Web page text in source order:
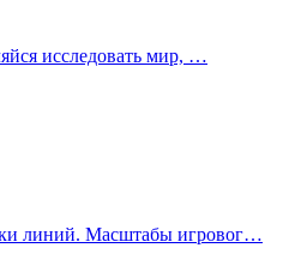
исследовать мир, …
линий. Масштабы игровог…